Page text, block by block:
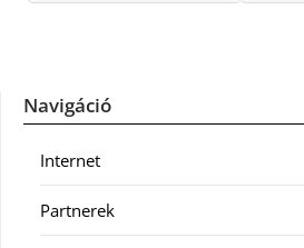
Navigáció
Internet
Partnerek